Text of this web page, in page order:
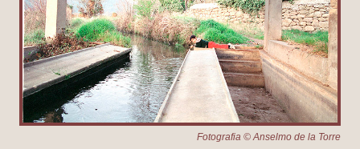
Fotografia © Anselmo de la Torre